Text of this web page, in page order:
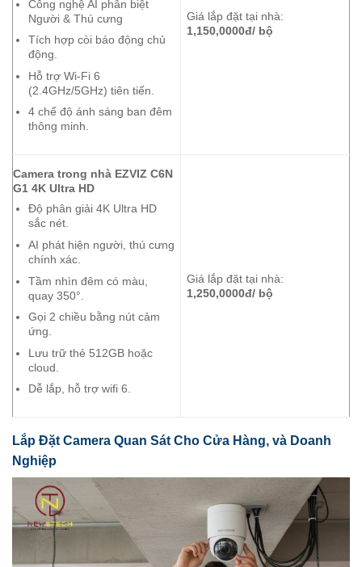
Công nghệ AI phân biệt
Người & Thú cưng
Tích hợp còi báo động chủ
động.
Hỗ trợ Wi-Fi 6
(2.4GHz/5GHz) tiên tiến.
4 chế độ ánh sáng ban đêm
thông minh.
Giá lắp đặt tại nhà:
1,150,0000đ/ bộ
Camera trong nhà EZVIZ C6N
G1 4K Ultra HD
Độ phân giải 4K Ultra HD
sắc nét.
AI phát hiện người, thú cưng
chính xác.
Tầm nhìn đêm có màu,
quay 350°.
Gọi 2 chiều bằng nút cảm
ứng.
Lưu trữ thẻ 512GB hoặc
cloud.
Dễ lắp, hỗ trợ wifi 6.
Giá lắp đặt tại nhà:
1,250,0000đ/ bộ
Lắp Đặt Camera Quan Sát Cho Cửa Hàng, và Doanh
Nghiệp